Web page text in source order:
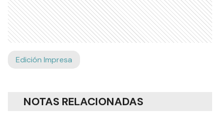
Edición Impresa
NOTAS RELACIONADAS